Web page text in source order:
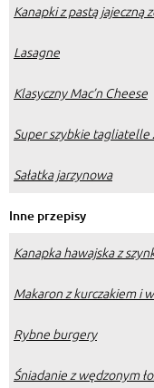
Kanapki z pastą jajeczną
Lasagne
Klasyczny Mac’n Cheese
Super szybkie tagliatelle
Sałatka jarzynowa
Inne przepisy
Kanapka hawajska z
Makaron z kurczakiem i
Rybne burgery
Śniadanie z wędzonym